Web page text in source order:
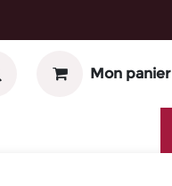
Mon panier